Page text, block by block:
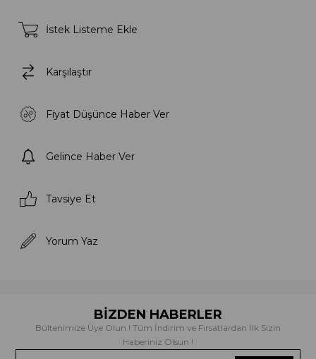
İstek Listeme Ekle
Karşılaştır
Fiyat Düşünce Haber Ver
Gelince Haber Ver
Tavsiye Et
Yorum Yaz
BİZDEN HABERLER
Bültenimize Üye Olun ! Tüm İndirim ve Fırsatlardan İlk Sizin
Haberiniz Olsun !